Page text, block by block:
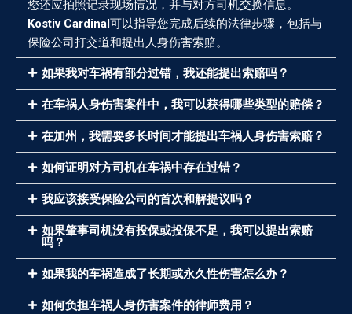
您还应拍照记录现场情况，并与对方司机交换信息。
Kostiv Cardinal可以指导您完成后续的法律步骤，包括与
保险公司打交道和提出人身伤害索赔。
如果我对车祸有部分过错，我还能提出索赔吗？
在车祸人身伤害案件中，我可以获得哪些类型的赔偿？
在加州，我需要多长时间才能提出车祸人身伤害索赔？
如何证明对方司机在车祸中存在过错？
我应该接受保险公司的首次和解提议吗？
如果肇事司机没有投保或投保不足，我可以提出索赔
吗？
如果我的车祸造成了长期或永久性伤害怎么办？
如何负担车祸人身伤害案件的律师费用？